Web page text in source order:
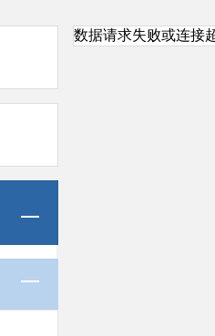
数据请求失败或连接